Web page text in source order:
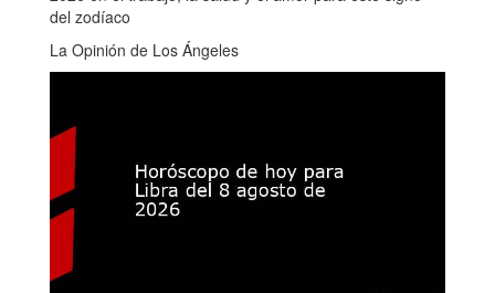
del zodíaco
La Opinión de Los Ángeles